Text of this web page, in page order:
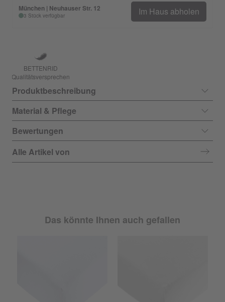
München | Neuhauser Str. 12
3 Stück verfügbar Im Haus abholen
BETTENRID
Qualitätsversprechen
Produktbeschreibung
Material & Pflege
Bewertungen
Alle Artikel von
Das könnte Ihnen auch gefallen